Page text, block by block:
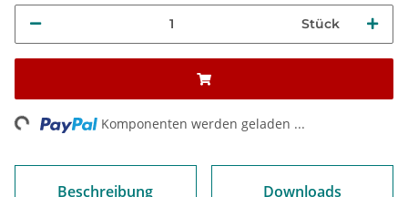
Stück
Komponenten werden geladen ...
Beschreibung Downloads